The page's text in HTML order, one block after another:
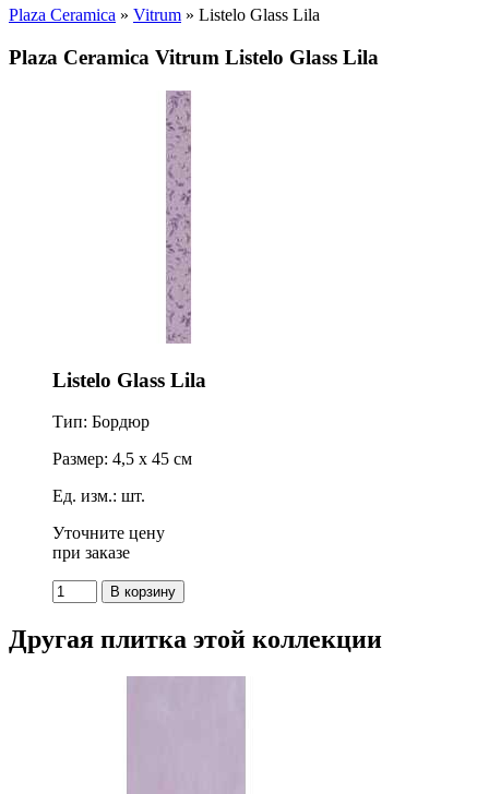
Plaza Ceramica » Vitrum » Listelo Glass Lila
Plaza Ceramica Vitrum Listelo Glass Lila
Listelo Glass Lila
Тип: Бордюр
Размер: 4,5 x 45 см
Ед. изм.: шт.
Уточните цену
при заказе
Другая плитка этой коллекции